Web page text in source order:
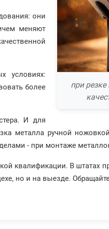
при
они
меняют
условиях:
более
И для
металла ручной
- при монтаже
квалификации. В штатах
но и на выезде.